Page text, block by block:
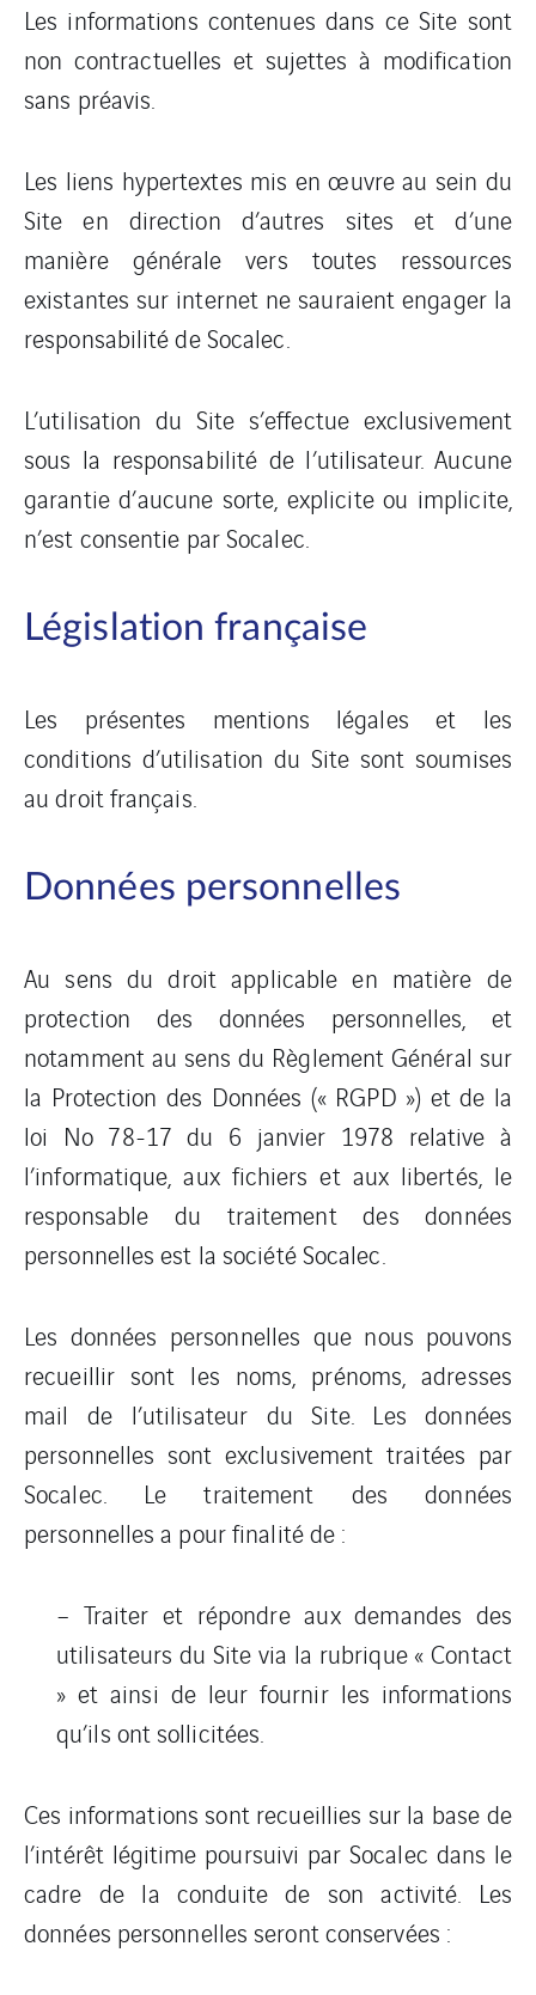
Les informations contenues dans ce Site sont
non contractuelles et sujettes à modification
sans préavis.
Les liens hypertextes mis en œuvre au sein du
Site en direction d’autres sites et d’une
manière générale vers toutes ressources
existantes sur internet ne sauraient engager la
responsabilité de Socalec.
L’utilisation du Site s’effectue exclusivement
sous la responsabilité de l’utilisateur. Aucune
garantie d’aucune sorte, explicite ou implicite,
n’est consentie par Socalec.
Législation française
Les présentes mentions légales et les
conditions d’utilisation du Site sont soumises
au droit français.
Données personnelles
Au sens du droit applicable en matière de
protection des données personnelles, et
notamment au sens du Règlement Général sur
la Protection des Données (« RGPD ») et de la
loi No 78-17 du 6 janvier 1978 relative à
l’informatique, aux fichiers et aux libertés, le
responsable du traitement des données
personnelles est la société Socalec.
Les données personnelles que nous pouvons
recueillir sont les noms, prénoms, adresses
mail de l’utilisateur du Site. Les données
personnelles sont exclusivement traitées par
Socalec. Le traitement des données
personnelles a pour finalité de :
– Traiter et répondre aux demandes des
utilisateurs du Site via la rubrique « Contact
» et ainsi de leur fournir les informations
qu’ils ont sollicitées.
Ces informations sont recueillies sur la base de
l’intérêt légitime poursuivi par Socalec dans le
cadre de la conduite de son activité. Les
données personnelles seront conservées :